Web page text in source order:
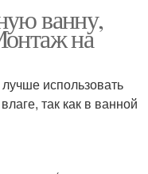
ванну,
на
использовать
так как в ванной